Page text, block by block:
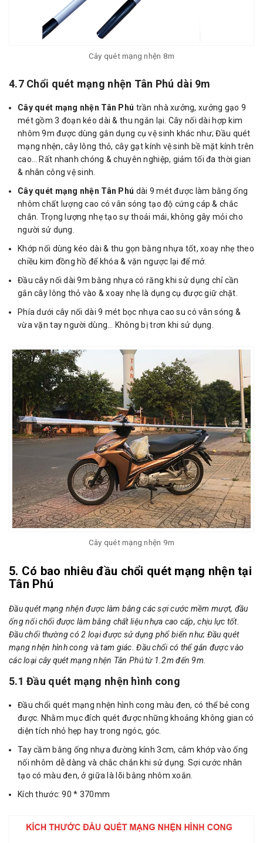
Cây quét mạng nhện 8m
4.7 Chổi quét mạng nhện Tân Phú dài 9m
Cây quét mạng nhện Tân Phú trần nhà xưởng, xưởng gạo 9
mét gồm 3 đoạn kéo dài & thu ngắn lại. Cây nối dài hợp kim
nhôm 9m được dùng gắn dụng cụ vệ sinh khác như; Đầu quét
mạng nhện, cây lông thỏ, cây gạt kính vệ sinh bề mặt kính trên
cao… Rất nhanh chóng & chuyên nghiệp, giảm tối đa thời gian
& nhân công vệ sinh.
Cây quét mạng nhện Tân Phú dài 9 mét được làm bằng ống
nhôm chất lượng cao có vân sóng tạo độ cứng cáp & chắc
chắn. Trọng lượng nhẹ tạo sự thoải mái, không gây mỏi cho
người sử dụng.
Khớp nối dùng kéo dài & thu gọn bằng nhựa tốt, xoay nhẹ theo
chiều kim đồng hồ để khóa & vặn ngược lại để mở.
Đầu cây nối dài 9m bằng nhựa có răng khi sử dụng chỉ cần
gắn cây lông thỏ vào & xoay nhẹ là dụng cụ được giữ chặt.
Phía dưới cây nối dài 9 mét bọc nhựa cao su có vân sóng &
vừa vặn tay người dùng… Không bị trơn khi sử dụng.
Cây quét mạng nhện 9m
5. Có bao nhiêu đầu chổi quét mạng nhện tại
Tân Phú
Đầu quét mạng nhện được làm bằng các sợi cước mềm mượt, đầu
ống nối chổi được làm bằng chất liệu nhựa cao cấp, chịu lực tốt.
Đầu chổi thường có 2 loại được sử dụng phổ biến như; Đầu quét
mạng nhện hình cong và tam giác. Đầu chổi có thể gắn được vào
các loại cây quét mạng nhện Tân Phú từ 1.2m đến 9m.
5.1 Đầu quét mạng nhện hình cong
Đầu chổi quét mạng nhện hình cong màu đen, có thể bẻ cong
được. Nhằm mục đích quét được những khoảng không gian có
diện tích nhỏ hẹp hay trong ngóc, góc.
Tay cầm bằng ống nhựa đường kính 3cm, cắm khớp vào ống
nối nhôm dễ dàng và chắc chắn khi sử dụng. Sợi cước nhân
tạo có màu đen, ở giữa là lõi bằng nhôm xoắn.
Kích thước: 90 * 370mm